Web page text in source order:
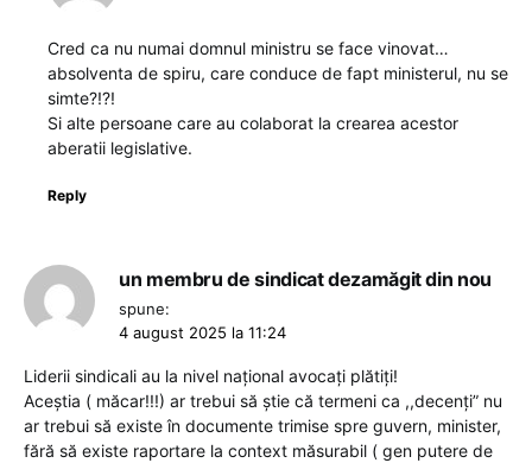
Cred ca nu numai domnul ministru se face vinovat…
absolventa de spiru, care conduce de fapt ministerul, nu se
simte?!?!
Si alte persoane care au colaborat la crearea acestor
aberatii legislative.
Reply
un membru de sindicat dezamăgit din nou
spune:
4 august 2025 la 11:24
Liderii sindicali au la nivel național avocați plătiți!
Aceștia ( măcar!!!) ar trebui să știe că termeni ca ,,decenți” nu
ar trebui să existe în documente trimise spre guvern, minister,
fără să existe raportare la context măsurabil ( gen putere de